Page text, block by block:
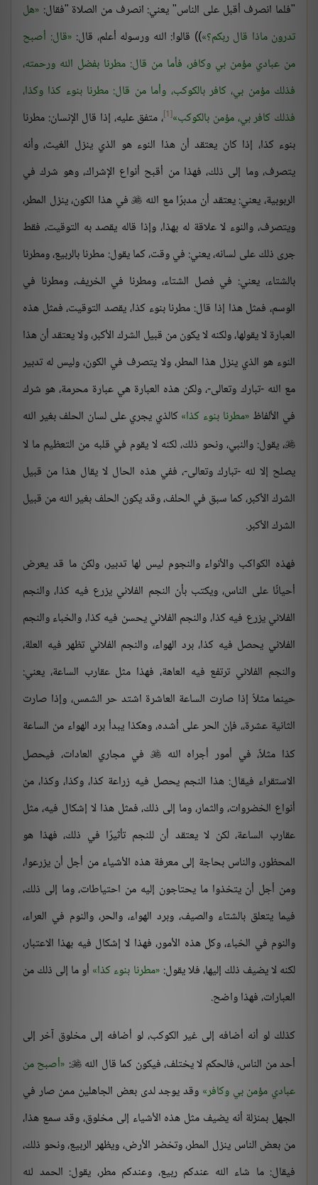
"فلما انصرف أقبل على الناس" يعني: انصرف من الصلاة "فقال: هل
تدرون ماذا قال ربكم؟ )) قالوا: الله ورسوله أعلم، قال: قال: أصبح
من عبادي مؤمن بي وكافر، فأما من قال: مطرنا بفضل الله ورحمته،
فذلك مؤمن بي، كافر بالكوكب، وأما من قال: مطرنا بنوء كذا وكذا،
فذلك كافر بي، مؤمن بالكوكب [1] ، متفق عليه، إذا قال الإنسان: مطرنا
بنوء كذا، إذا كان يعتقد أن هذا النوء هو الذي ينزل الغيث، وأنه
يتصرف، وما إلى ذلك، فهذا من أقبح أنواع الإشراك، وهو شرك في
الربوبية، يعني: يعتقد أن مدبرًا مع الله في هذا الكون، ينزل المطر،
ويتصرف، والنوء لا علاقة له بهذا، وإذا قاله يقصد به التوقيت، فقط
جرى ذلك على لسانه، يعني: في وقت، كما يقول: مطرنا بالربيع، ومطرنا
بالشتاء، يعني: في فصل الشتاء، ومطرنا في الخريف، ومطرنا في
الوسم، فمثل هذا إذا قال: مطرنا بنوء كذا، يقصد التوقيت، فمثل هذه
العبارة لا يقولها، ولكنه لا يكون من قبيل الشرك الأكبر، ولا يعتقد أن هذا
النوء هو الذي ينزل هذا المطر، ولا يتصرف في الكون، وليس له تدبير
مع الله -تبارك وتعالى-، ولكن هذه العبارة هي عبارة محرمة، هو شرك
في الألفاظ مطرنا بنوء كذا كالذي يجري على لسان الحلف بغير الله
، يقول: والنبي، ونحو ذلك، لكنه لا يقوم في قلبه من التعظيم ما لا
يصلح إلا لله -تبارك وتعالى-، ففي هذه الحال لا يقال هذا من قبيل
الشرك الأكبر، كما سبق في الحلف، وقد يكون الحلف بغير الله من قبيل
الشرك الأكبر.
فهذه الكواكب والأنواء والنجوم ليس لها تدبير، ولكن ما قد يعرض
أحيانًا على الناس، ويكتب بأن النجم الفلاني يزرع فيه كذا، والنجم
الفلاني يزرع فيه كذا، والنجم الفلاني يحسن فيه كذا، والخباء والنجم
الفلاني يحصل فيه كذا، برد الهواء، والنجم الفلاني تظهر فيه العلة،
والنجم الفلاني ترتفع فيه العاهة، فهذا مثل عقارب الساعة، يعني:
حينما مثلاً إذا صارت الساعة العاشرة اشتد حر الشمس، وإذا صارت
الثانية عشرة،، فإن الحر على أشده، وهكذا يبدأ برد الهواء من الساعة
كذا مثلاً، في أمور أجراه الله في مجاري العادات، فيحصل
الاستقراء فيقال: هذا النجم يحصل فيه زراعة كذا، وكذا، وكذا، من
أنواع الخضروات، والثمار، وما إلى ذلك، فمثل هذا لا إشكال فيه، مثل
عقارب الساعة، لكن لا يعتقد أن للنجم تأثيرًا في ذلك، فهذا هو
المحظور، والناس بحاجة إلى معرفة هذه الأشياء من أجل أن يزرعوا،
ومن أجل أن يتخذوا ما يحتاجون إليه من احتياطات، وما إلى ذلك،
فيما يتعلق بالشتاء والصيف، وبرد الهواء، والحر، والنوم في العراء،
والنوم في الخباء، وكل هذه الأمور، فهذا لا إشكال فيه بهذا الاعتبار،
لكنه لا يضيف ذلك إليها، فلا يقول: مطرنا بنوء كذا أو ما إلى ذلك من
العبارات، فهذا واضح.
كذلك لو أنه أضافه إلى غير الكوكب، لو أضافه إلى مخلوق آخر إلى
أحد من الناس، فالحكم لا يختلف، فيكون كما قال الله
: أصبح من
عبادي مؤمن بي وكافر وقد يوجد لدى بعض الجاهلين ممن صار في
الجهل بمنزلة أنه يضيف مثل هذه الأشياء إلى مخلوق، وقد سمع هذا،
من بعض الناس ينزل المطر، وتخضر الأرض، ويظهر الربيع، ونحو ذلك،
فيقال: ما شاء الله عندكم ربيع، وعندكم مطر، يقول: الحمد لله